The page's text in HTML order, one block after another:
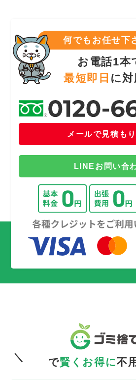
何でもお任せ下
お電話1本
最短即日 に対
メールで見積も
LINEお問い合
で賢くお得に不